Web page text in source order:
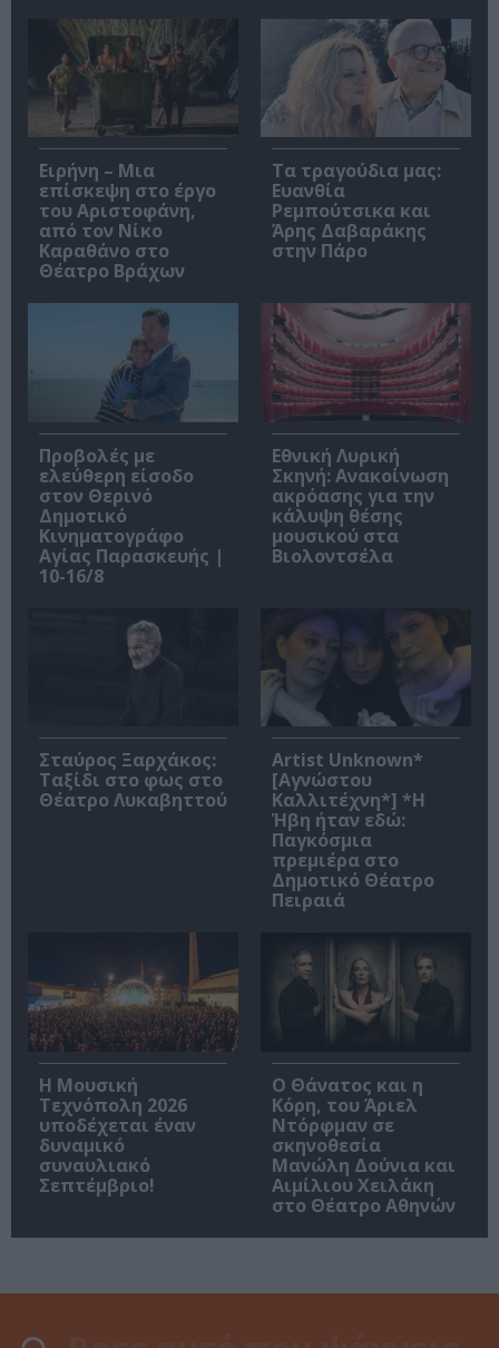
Ειρήνη – Μια
επίσκεψη στο έργο
του Αριστοφάνη,
από τον Νίκο
Καραθάνο στο
Θέατρο Βράχων
Τα τραγούδια μας:
Ευανθία
Ρεμπούτσικα και
Άρης Δαβαράκης
στην Πάρο
Προβολές με
ελεύθερη είσοδο
στον Θερινό
Δημοτικό
Κινηματογράφο
Αγίας Παρασκευής |
10-16/8
Εθνική Λυρική
Σκηνή: Ανακοίνωση
ακρόασης για την
κάλυψη θέσης
μουσικού στα
Βιολοντσέλα
Σταύρος Ξαρχάκος:
Ταξίδι στο φως στο
Θέατρο Λυκαβηττού
Artist Unknown*
[Αγνώστου
Καλλιτέχνη*] *Η
Ήβη ήταν εδώ:
Παγκόσμια
πρεμιέρα στο
Δημοτικό Θέατρο
Πειραιά
Η Μουσική
Τεχνόπολη 2026
υποδέχεται έναν
δυναμικό
συναυλιακό
Σεπτέμβριο!
Ο Θάνατος και η
Κόρη, του Άριελ
Ντόρφμαν σε
σκηνοθεσία
Μανώλη Δούνια και
Αιμίλιου Χειλάκη
στο Θέατρο Αθηνών